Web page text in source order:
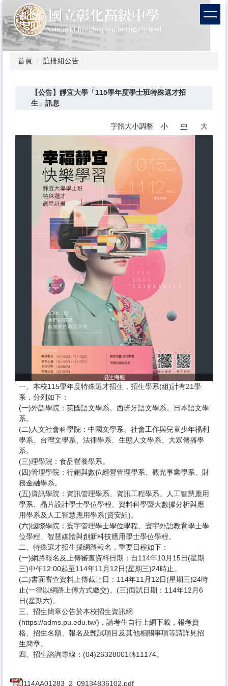
到
主
要
內
首頁 註冊組公告
【公告】靜宜大學「115學年度學士班特殊選才招
生」訊息
字體大小調整 小 中 大
招生海報
一、本校115學年度特殊選才招生，招生學系(組)計有21學
系，分列如下：
(一)外語學院：英國語文學系、西班牙語文學系、日本語文學
系。
(二)人文社會科學院：中國文學系、社會工作與兒童少年福利
學系、台灣文學系、法律學系、生態人文學系、大眾傳播學
系。
(三)理學院：食品營養學系。
(四)管理學院：行銷與數位經營管理學系、觀光事業學系、財
務金融學系。
(五)資訊學院：資訊管理學系、資訊工程學系、人工智慧應用
學系、晶片設計學士學位學程、資料科學暨大數據分析與應
用學系及人工智慧應用學系(資安組)。
(六)國際學院：寰宇管理學士學位學程、寰宇外語教育學士學
位學程、智慧媒體與創新科技應用學士學位學程。
二、特殊選才招生採網路報名，重要日程如下：
(一)網路報名及上傳審查資料日期：自114年10月15日(星期
三)中午12:00起至114年11月12日(星期三)24時止。
(二)書面審查資料上傳截止日：114年11月12日(星期三)24時
止(一律以網路上傳方式繳交)。(三)面試日期：114年12月6
日(星期六)。
三、招生簡章公告於本校招生資訊網
(https://adms.pu.edu.tw/)，請考生自行上網下載，報考資
格、招生名額、報名及甄試項目及其他相關事項等請詳見招
生簡章。
四、招生諮詢專線：(04)26328001轉11174。
114AA01283_2_09134836102.pdf